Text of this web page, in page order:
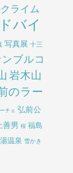
ライム
バイ
写真展 十三
ブルコ
岩木山
のラー
チェ 弘前公
善男 桜 福島
温泉 雪かき